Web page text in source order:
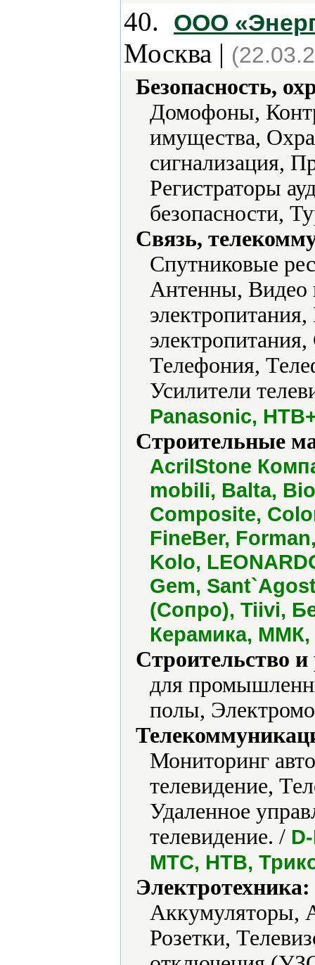
40. ООО
Москва |
Безопасность,
Домофоны,
имущества,
сигнализация,
Регистраторы
безопасности,
Связь,
Cпутниковые
Антенны, Видео
Телефония,
Усилители
Panasonic,
Строительные
AcrilStone
mobili, Balta,
Composite,
FineBer,
Kolo,
Gem,
(Сопро), Tiivi,
Керамика,
Строительство
для
полы,
Мониторинг
телевидение,
Удаленное
телевидение. /
МТС, НТВ,
Электротехника:
Аккумуляторы,
Розетки,